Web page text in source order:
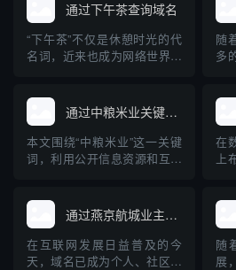
通过下午茶查询域名
“下午茶”不仅是休憩时光的代
名词，近来也成为网络世界中
营企业的朋友来说，快速、准
确地查询域名及其关联信息是
一项十分重要的任务。本文将
对“下午茶”域名查询工具的原
随
多
牌
关
钓
域
通过中粮米业关键词查询到的域名
本文围绕“中粮米业”这一关键
词，利用公开信息资源和互联
名，并探讨企业域名注册与保
护的重要性。通过具体案例，
普及企业开展网络布局、加强
品牌保护的科普知识，为中小
在
上
公
货
企
名
通过燕京航城业主群查询域名
在互联网发展日益普及的今
天，域名已成为个人、社区、
随
展